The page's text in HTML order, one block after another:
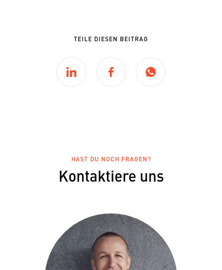
TEILE DIESEN BEITRAG
HAST DU NOCH FRAGEN?
Kontaktiere uns